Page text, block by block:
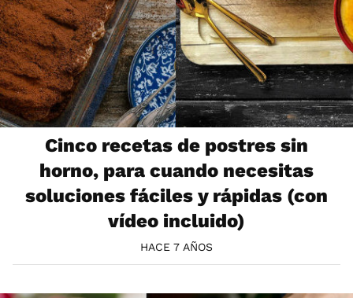
Cinco recetas de postres sin
horno, para cuando necesitas
soluciones fáciles y rápidas (con
vídeo incluido)
HACE 7 AÑOS